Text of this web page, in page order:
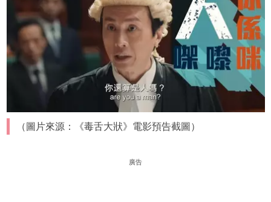
（圖片來源：《毒舌大狀》電影預告截圖）
廣告